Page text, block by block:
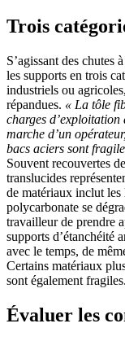
Trois
S’agissant des chutes
les supports en trois
industriels ou
répandues. « La tôle
charges
marche d’un opérateur,
bacs aciers sont
Souvent recouvertes
translucides
de matériaux inclut les
polycarbonate se
travailleur de prendre
supports d’étanchéité
avec le temps, de
Certains matériaux
sont également fragiles.
Évaluer les